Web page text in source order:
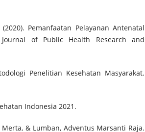
Pemanfaatan Pelayanan Antenatal
of Public Health Research and
Penelitian Kesehatan Masyarakat.
Indonesia 2021.
Merta, & Lumban, Adventus Marsanti Raja.